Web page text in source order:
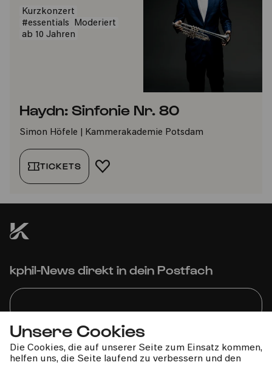
Unsere Cookies
Die Cookies, die auf unserer Seite zum Einsatz kommen,
helfen uns, die Seite laufend zu verbessern und den
Kurzkonzert
#essentials
Moderiert
ab 10 Jahren
Haydn: Sinfonie Nr. 80
Simon Höfele | Kammerakademie Potsdam
TICKETS FAVORIT HINZUFÜGEN
kphil-News direkt in dein Postfach
Wir gehen sorgfältig mit deinen Daten um. Mehr dazu in
unserenDatenschutzbestimmungen